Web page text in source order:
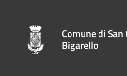
Comune di San
Bigarello